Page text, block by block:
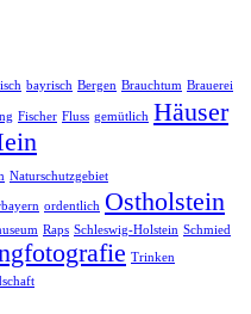
bayrisch Bergen Brauchtum Brauerei
Fischer Fluss gemütlich Häuser
Naturschutzgebiet
ordentlich Ostholstein
Raps Schleswig-Holstein Schmied
Trinken